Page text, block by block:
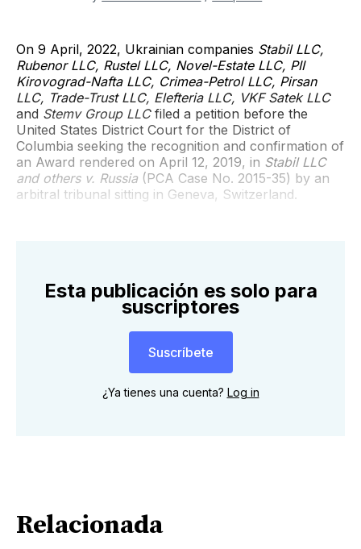
On 9 April, 2022, Ukrainian companies Stabil LLC,
Rubenor LLC, Rustel LLC, Novel-Estate LLC, PII
Kirovograd-Nafta LLC, Crimea-Petrol LLC, Pirsan
LLC, Trade-Trust LLC, Elefteria LLC, VKF Satek LLC
and Stemv Group LLCfiled a petition before the
United States District Court for the District of
Columbia seeking the recognition and confirmation of
an Award rendered on April 12, 2019, in Stabil LLC
and others v. Russia (PCA Case No. 2015-35) by an
arbitral tribunal sitting in Geneva, Switzerland.
Esta publicación es solo para
suscriptores
Suscríbete
¿Ya tienes una cuenta? Log in
Relacionada